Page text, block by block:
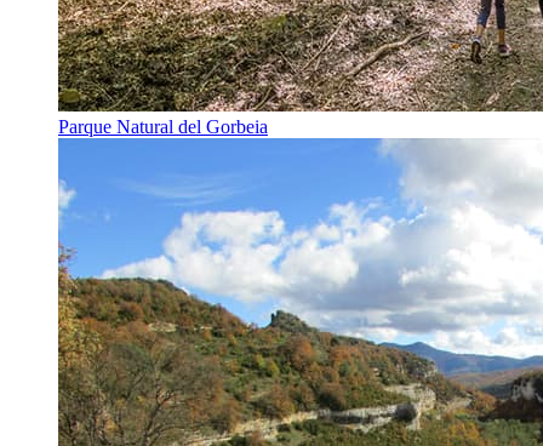
Parque Natural del Gorbeia